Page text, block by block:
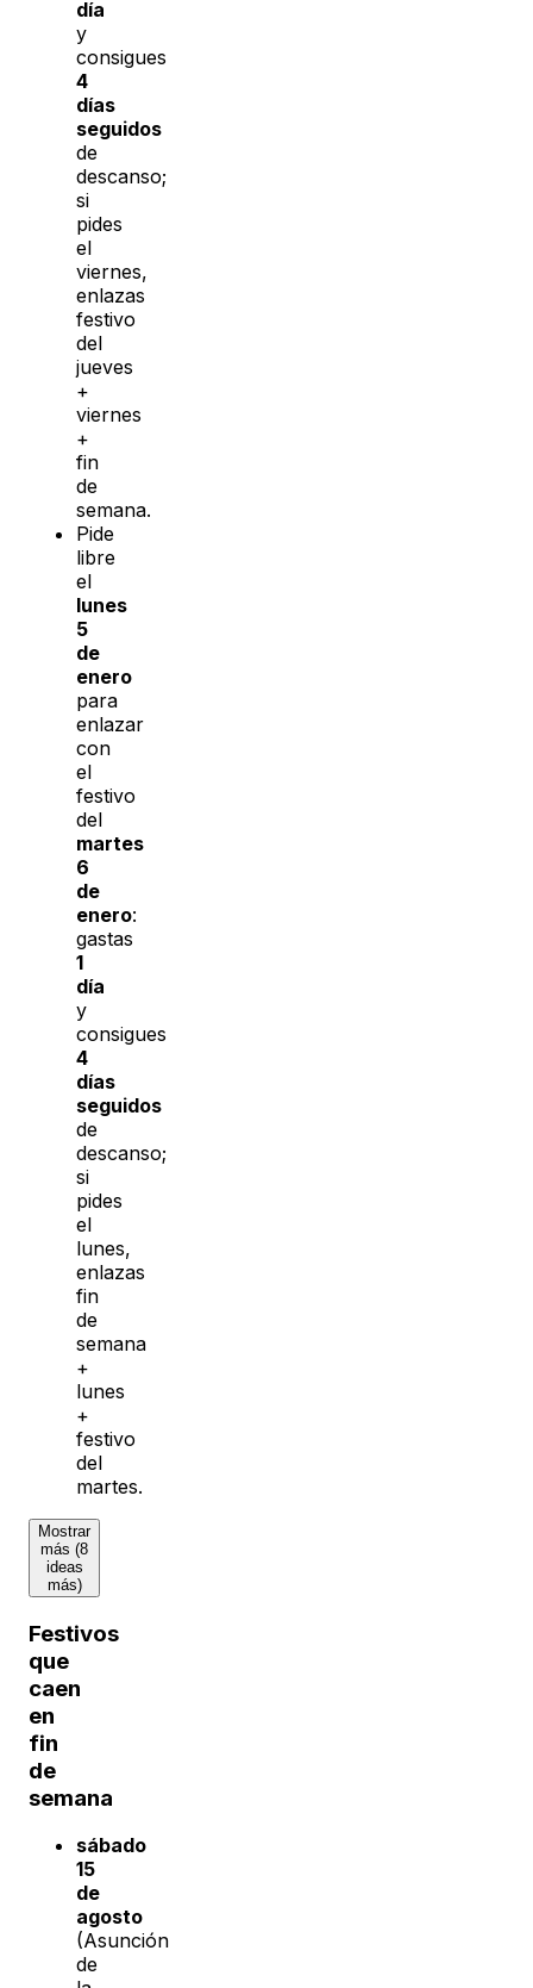
día
y
consigues
4
días
seguidos
de
descanso;
si
pides
el
viernes,
enlazas
festivo
del
jueves
+
viernes
+
fin
de
semana.
Pide
libre
el
lunes
5
de
enero
para
enlazar
con
el
festivo
del
martes
6
de
enero:
gastas
1
día
y
consigues
4
días
seguidos
de
descanso;
si
pides
el
lunes,
enlazas
fin
de
semana
+
lunes
+
festivo
del
martes.
Mostrar
más (8
ideas
más)
Festivos
que
caen
en
fin
de
semana
sábado
15
de
agosto
(Asunción
de